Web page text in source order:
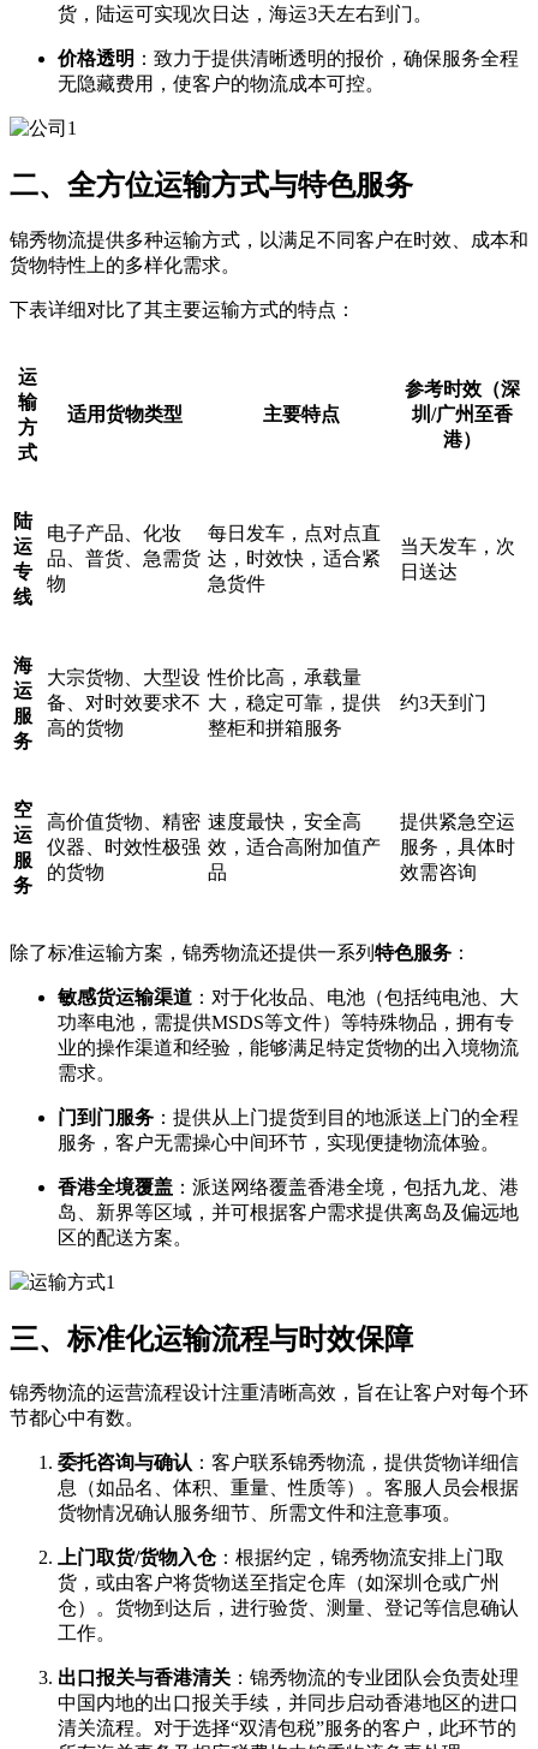
货，陆运可实现次日达，海运3天左右到门。
价格透明 ​：致力于提供清晰透明的报价，确保服务全程
无隐藏费用，使客户的物流成本可控。
二、全方位运输方式与特色服务
锦秀物流提供多种运输方式，以满足不同客户在时效、成本和
货物特性上的多样化需求。
下表详细对比了其主要运输方式的特点：
运
输
方
式
适用货物类型 主要特点
参考时效（深
圳/广州至香
港）
陆
运
专
线
电子产品、化妆
品、普货、急需货
物
每日发车，点对点直
达，时效快，适合紧
急货件
当天发车，次
日送达
海
运
服
务
大宗货物、大型设
备、对时效要求不
高的货物
性价比高，承载量
大，稳定可靠，提供
整柜和拼箱服务
约3天到门
空
运
服
务
高价值货物、精密
仪器、时效性极强
的货物
速度最快，安全高
效，适合高附加值产
品
提供紧急空运
服务，具体时
效需咨询
除了标准运输方案，锦秀物流还提供一系列 特色服务 ​：
敏感货运输渠道 ​：对于化妆品、电池（包括纯电池、大
功率电池，需提供MSDS等文件）等特殊物品，拥有专
业的操作渠道和经验，能够满足特定货物的出入境物流
需求。
门到门服务 ​：提供从上门提货到目的地派送上门的全程
服务，客户无需操心中间环节，实现便捷物流体验。
香港全境覆盖 ​：派送网络覆盖香港全境，包括九龙、港
岛、新界等区域，并可根据客户需求提供离岛及偏远地
区的配送方案。
三、标准化运输流程与时效保障
锦秀物流的运营流程设计注重清晰高效，旨在让客户对每个环
节都心中有数。
委托咨询与确认 ​：客户联系锦秀物流，提供货物详细信
息（如品名、体积、重量、性质等）。客服人员会根据
货物情况确认服务细节、所需文件和注意事项。
上门取货/货物入仓​：根据约定，锦秀物流安排上门取
货，或由客户将货物送至指定仓库（如深圳仓或广州
仓）。货物到达后，进行验货、测量、登记等信息确认
工作。
出口报关与香港清关 ​：锦秀物流的专业团队会负责处理
中国内地的出口报关手续，并同步启动香港地区的进口
清关流程。对于选择“双清包税”服务的客户，此环节的